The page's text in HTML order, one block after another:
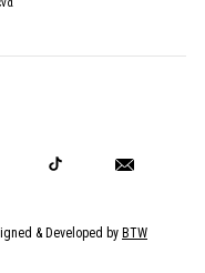
& Developed by BTW